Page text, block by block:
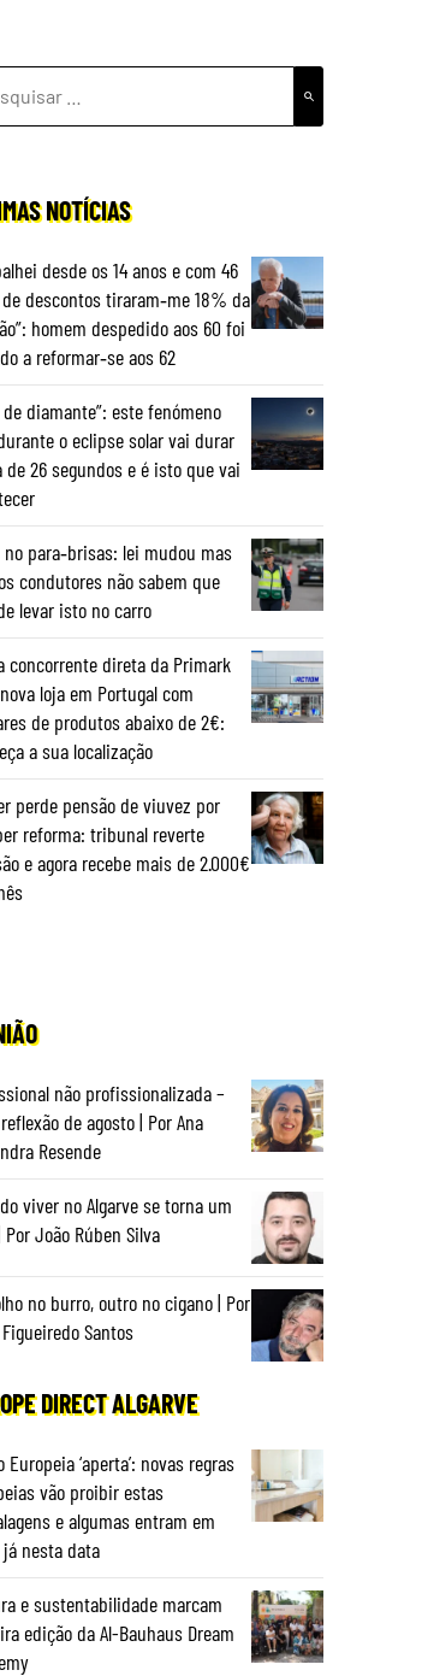
NOTÍCIAS
desde os 14 anos e com 46
descontos tiraram‑me 18% da
homem despedido aos 60 foi
a reformar‑se aos 62
de diamante”: este fenómeno
o eclipse solar vai durar
de 26 segundos e é isto que vai
no para‑brisas: lei mudou mas
condutores não sabem que
levar isto no carro
concorrente direta da Primark
loja em Portugal com
de produtos abaixo de 2€:
a sua localização
perde pensão de viuvez por
reforma: tribunal reverte
e agora recebe mais de 2.000€
não profissionalizada –
de agosto | Por Ana
Resende
viver no Algarve se torna um
Por João Rúben Silva
no burro, outro no cigano | Por
Santos
DIRECT ALGARVE
Europeia ‘aperta’: novas regras
vão proibir estas
e algumas entram em
nesta data
e sustentabilidade marcam
edição da Al-Bauhaus Dream